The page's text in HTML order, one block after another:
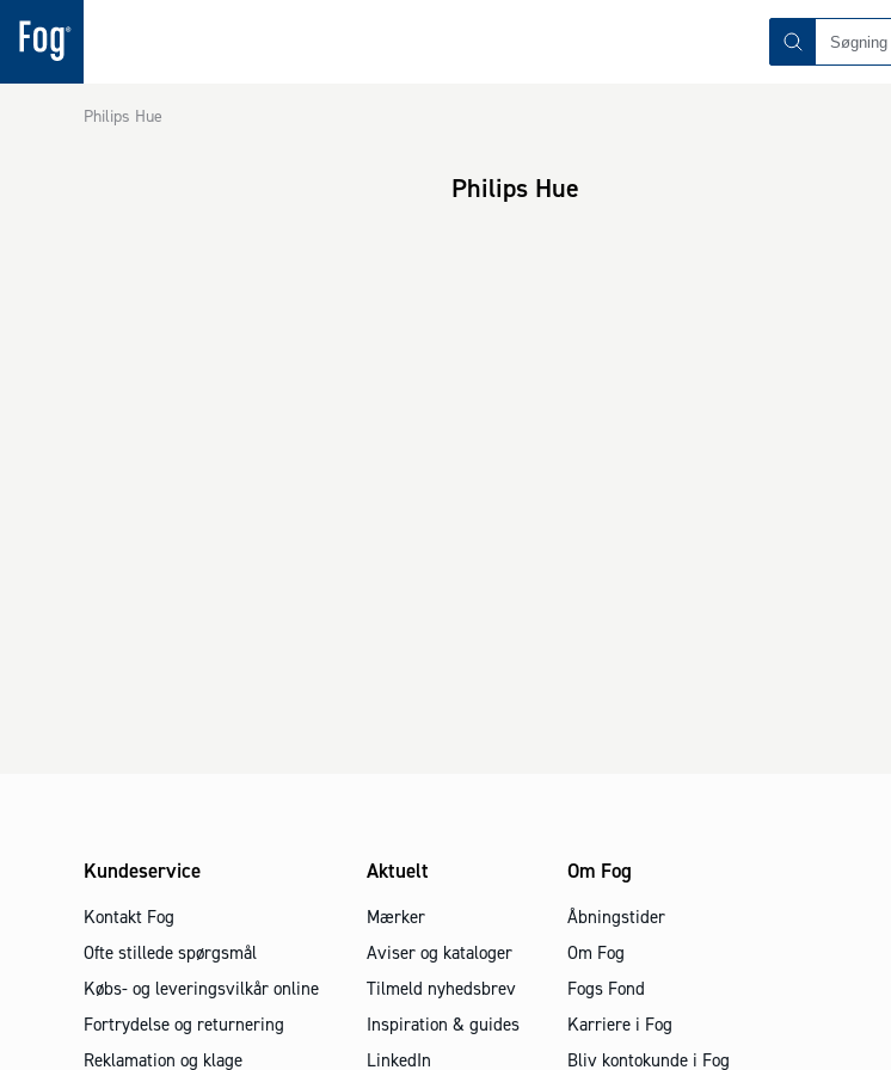
Philips Hue
Philips Hue
Kundeservice
Kontakt Fog
Ofte stillede spørgsmål
Købs- og leveringsvilkår online
Fortrydelse og returnering
Reklamation og klage
Aktuelt
Mærker
Aviser og kataloger
Tilmeld nyhedsbrev
Inspiration & guides
LinkedIn
Om Fog
Åbningstider
Om Fog
Fogs Fond
Karriere i Fog
Bliv kontokunde i Fog